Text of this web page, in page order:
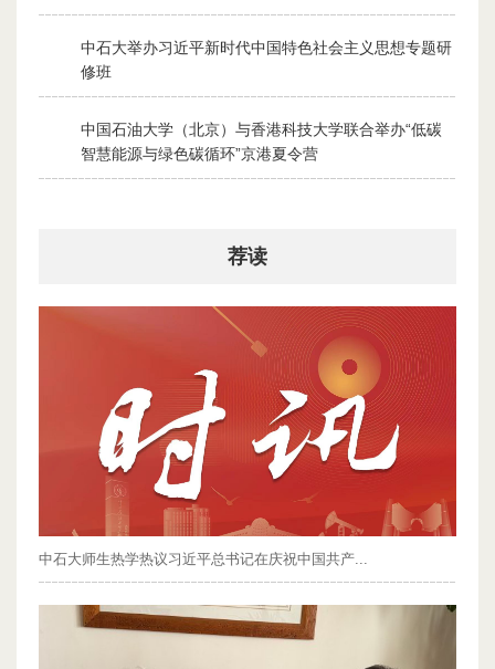
中石大举办习近平新时代中国特色社会主义思想专题研
修班
2026-07-28
中国石油大学（北京）与香港科技大学联合举办“低碳
智慧能源与绿色碳循环”京港夏令营
2026-07-30
荐读
中石大师生热学热议习近平总书记在庆祝中国共产...